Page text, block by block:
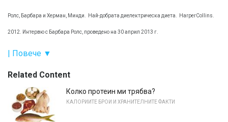
Ролс, Барбара и Херман, Минди. Най-добрата диелектрическа диета. HarperCollins.
2012. Интервю с Барбара Ролс, проведено на 30 април 2013 г.
| Повече ▼
Related Content
Колко протеин ми трябва?
КАЛОРИИТЕ БРОИ И ХРАНИТЕЛНИТЕ ФАКТИ